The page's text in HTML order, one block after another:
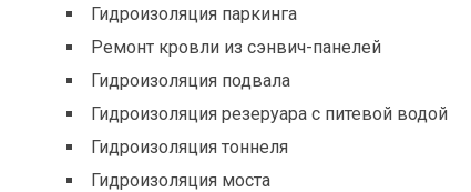
Гидроизоляция паркинга
Ремонт кровли из сэнвич-панелей
Гидроизоляция подвала
Гидроизоляция резеруара с питевой водой
Гидроизоляция тоннеля
Гидроизоляция моста